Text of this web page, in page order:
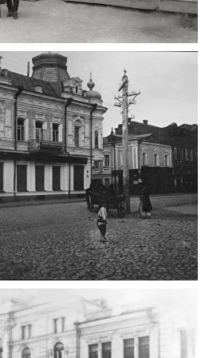
ЖИТОМИР 1947
Фото Житомир (1945-
1960)
Leave a comment
1905 ВУЛ.
СКОРУЛЬСЬКОГО
Фото Житомира період
до 1917 року
Leave a comment